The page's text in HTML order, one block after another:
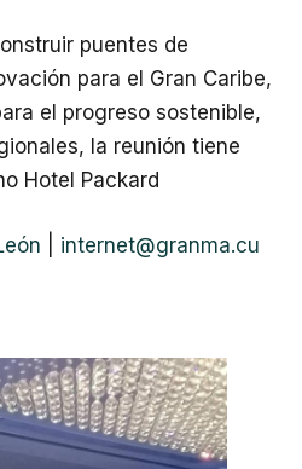
puentes de
para el Gran Caribe,
el progreso sostenible,
la reunión tiene
Hotel Packard
internet@granma.cu